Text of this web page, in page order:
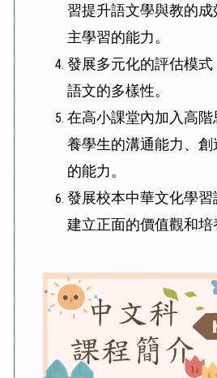
習提升語文學與教的成
主學習的能力。
發展多元化的評估模
語文的多樣性。
在高小課堂內加入高
養學生的溝通能力、
的能力。
發展校本中華文化學
建立正面的價值觀和培